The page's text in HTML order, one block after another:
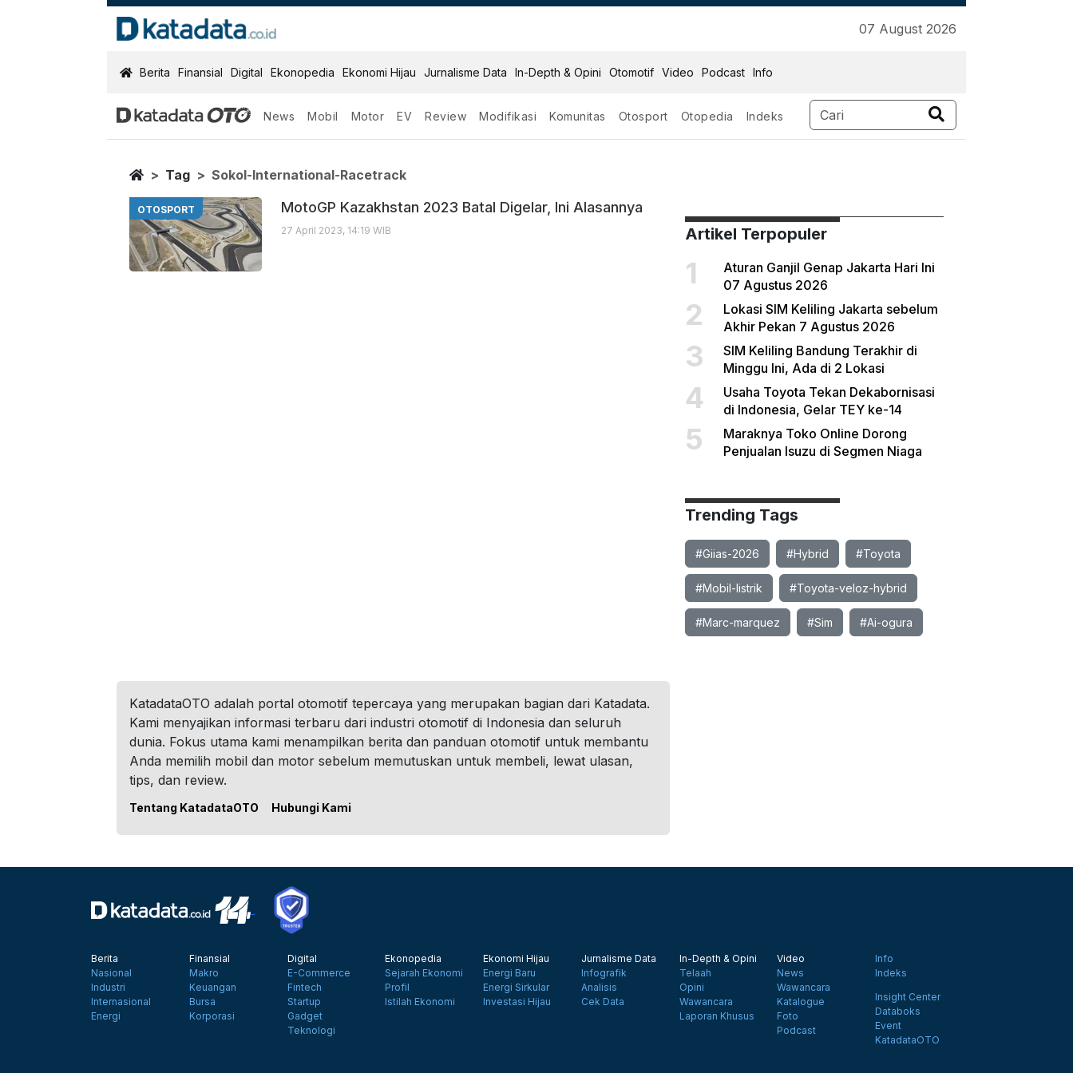
07 August 2026
KatadataOTO
Berita Finansial Digital Ekonopedia Ekonomi Hijau Jurnalisme Data In-Depth & Opini Otomotif Video Podcast Info
News Mobil Motor EV Review Modifikasi Komunitas Otosport Otopedia Indeks
Sokol International Racetrack
Berita Terbaru
Home
Tag Sokol-International-Racetrack
OTOSPORT MotoGP Kazakhstan 2023 Batal Digelar, Ini Alasannya
27 April 2023, 14:19 WIB Artikel Terpopuler
1
Aturan Ganjil Genap Jakarta Hari Ini
07 Agustus 2026
2
Lokasi SIM Keliling Jakarta sebelum
Akhir Pekan 7 Agustus 2026
3
SIM Keliling Bandung Terakhir di
Minggu Ini, Ada di 2 Lokasi
4
Usaha Toyota Tekan Dekabornisasi
di Indonesia, Gelar TEY ke-14
5
Maraknya Toko Online Dorong
Penjualan Isuzu di Segmen Niaga
Trending Tags
#Giias-2026 #Hybrid #Toyota
#Mobil-listrik #Toyota-veloz-hybrid
#Marc-marquez #Sim #Ai-ogura
KatadataOTO adalah portal otomotif tepercaya yang merupakan bagian dari Katadata.
Kami menyajikan informasi terbaru dari industri otomotif di Indonesia dan seluruh
dunia. Fokus utama kami menampilkan berita dan panduan otomotif untuk membantu
Anda memilih mobil dan motor sebelum memutuskan untuk membeli, lewat ulasan,
tips, dan review.
Tentang KatadataOTO Hubungi Kami
Berita
Nasional
Industri
Internasional
Energi
Finansial
Makro
Keuangan
Bursa
Korporasi
Digital
E-Commerce
Fintech
Startup
Gadget
Teknologi
Ekonopedia
Sejarah Ekonomi
Profil
Istilah Ekonomi
Ekonomi Hijau
Energi Baru
Energi Sirkular
Investasi Hijau
Jurnalisme Data
Infografik
Analisis
Cek Data
In-Depth & Opini
Telaah
Opini
Wawancara
Laporan Khusus
Video
News
Wawancara
Katalogue
Foto
Podcast
Info
Indeks
Insight Center
Databoks
Event
KatadataOTO